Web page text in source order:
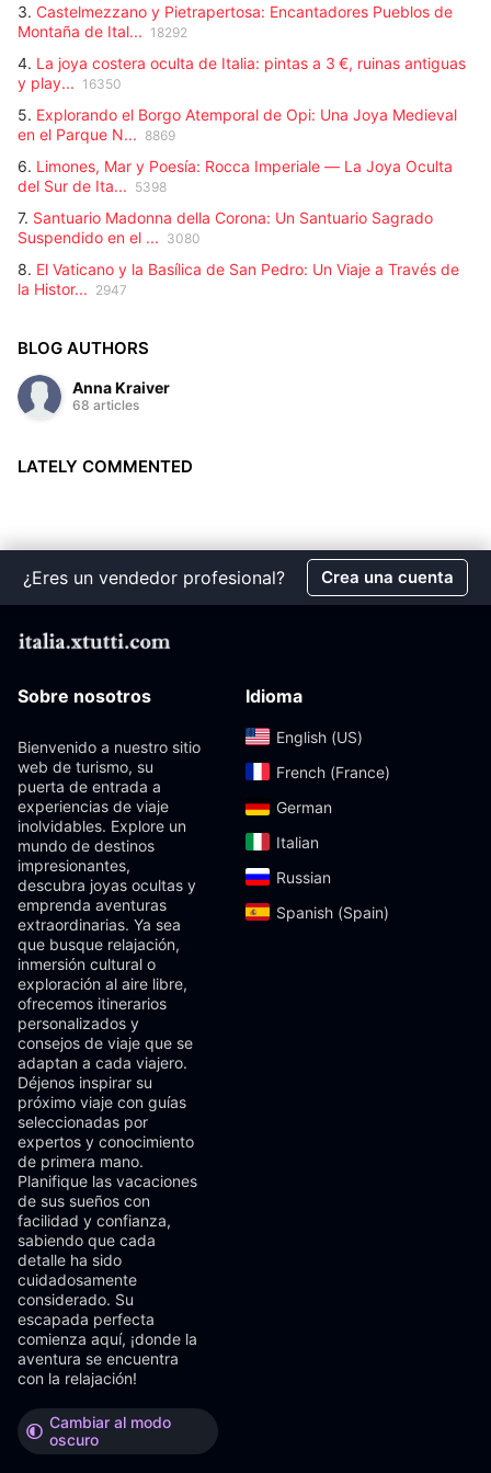
3. Castelmezzano y Pietrapertosa: Encantadores Pueblos de
Montaña de Ital... 18292
4. La joya costera oculta de Italia: pintas a 3 €, ruinas antiguas
y play... 16350
5. Explorando el Borgo Atemporal de Opi: Una Joya Medieval
en el Parque N... 8869
6. Limones, Mar y Poesía: Rocca Imperiale — La Joya Oculta
del Sur de Ita... 5398
7. Santuario Madonna della Corona: Un Santuario Sagrado
Suspendido en el ... 3080
8. El Vaticano y la Basílica de San Pedro: Un Viaje a Través de
la Histor... 2947
BLOG AUTHORS
Anna Kraiver
68 articles
LATELY COMMENTED
¿Eres un vendedor profesional? Crea una cuenta
Sobre nosotros
Bienvenido a nuestro sitio
web de turismo, su
puerta de entrada a
experiencias de viaje
inolvidables. Explore un
mundo de destinos
impresionantes,
descubra joyas ocultas y
emprenda aventuras
extraordinarias. Ya sea
que busque relajación,
inmersión cultural o
exploración al aire libre,
ofrecemos itinerarios
personalizados y
consejos de viaje que se
adaptan a cada viajero.
Déjenos inspirar su
próximo viaje con guías
seleccionadas por
expertos y conocimiento
de primera mano.
Planifique las vacaciones
de sus sueños con
facilidad y confianza,
sabiendo que cada
detalle ha sido
cuidadosamente
considerado. Su
escapada perfecta
comienza aquí, ¡donde la
aventura se encuentra
con la relajación!
Cambiar al modo
oscuro
Idioma
English (US)‎
French (France)‎
German‎
Italian‎
Russian‎
Spanish (Spain)‎